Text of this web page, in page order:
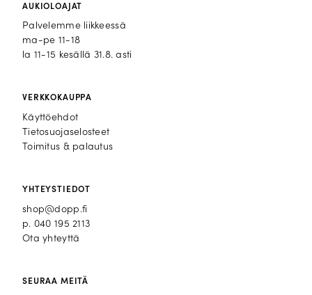
AUKIOLOAJAT
Palvelemme liikkeessä
ma-pe 11-18
la 11-15 kesällä 31.8. asti
VERKKOKAUPPA
Käyttöehdot
Tietosuojaselosteet
Toimitus & palautus
YHTEYSTIEDOT
shop@dopp.fi
p. 040 195 2113
Ota yhteyttä
SEURAA MEITÄ